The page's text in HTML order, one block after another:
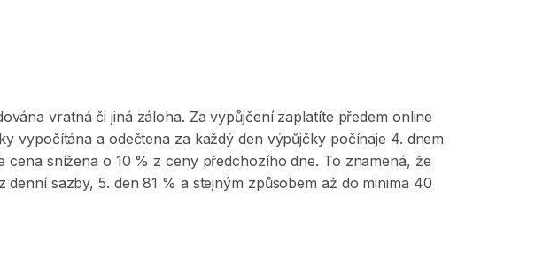
vratná či jiná záloha. Za vypůjčení zaplatíte předem online
vypočítána a odečtena za každý den výpůjčky počínaje 4. dnem
cena snížena o 10 % z ceny předchozího dne. To znamená, že
sazby, 5. den 81 % a stejným způsobem až do minima 40